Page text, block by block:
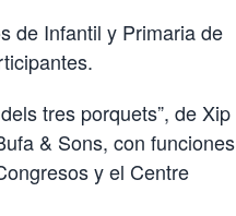
de Infantil y Primaria de
tres porquets”, de Xip
& Sons, con funciones
y el Centre